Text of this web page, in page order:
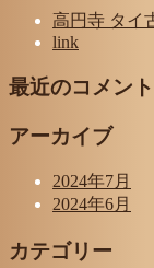
高円寺 タイ
link
最近のコメント
アーカイブ
2024年7月
2024年6月
カテゴリー